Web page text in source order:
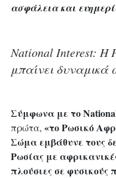
ασφάλεια και
National Interest: Η
μπαίνει δυναμικά
Σύμφωνα με το
πρώτα, «το Ρωσικό
Σώμα εμβάθυνε τους
Ρωσίας με
πλούσιες σε φυσικούς